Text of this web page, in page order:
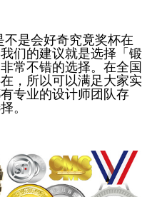
是会好奇究竟奖杯在
们的建议就是选择「锻
常不错的选择。在全国
，所以可以满足大家实
专业的设计师团队存
。